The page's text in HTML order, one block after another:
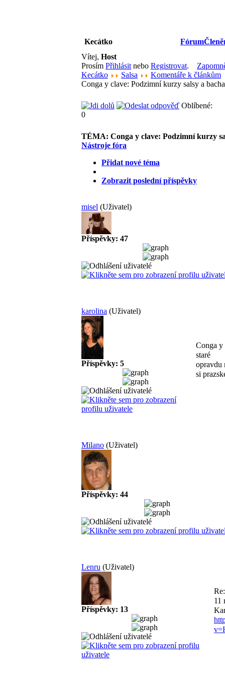
Kecátko Fórum
Vítej, Host
Prosím Přihlásit nebo Registrovat.
Kecátko
Salsa
Komentáře k článkům
Conga y clave: Podzimní kurzy salsy a
Oblíbené:
0
TÉMA: Conga y clave: Podzimní kurzy
Nástroje fóra
Přidat nové téma
Zobrazit poslední příspěvky
misel (Uživatel)
Příspěvky: 47
karolina (Uživatel)
Příspěvky: 5
Conga y
staré
opravdu
si
Milano (Uživatel)
Příspěvky: 44
Lenru (Uživatel)
Příspěvky: 13
11